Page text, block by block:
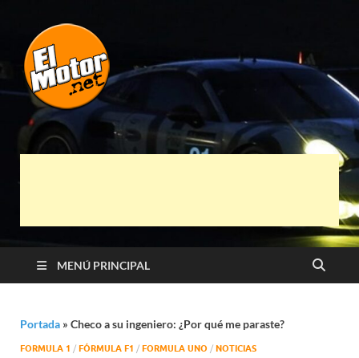
El Motor punto
Net
Automóviles
MENÚ PRINCIPAL
Portada » Checo a su ingeniero: ¿Por qué me paraste?
FORMULA 1 / FÓRMULA F1 / FORMULA UNO / NOTICIAS